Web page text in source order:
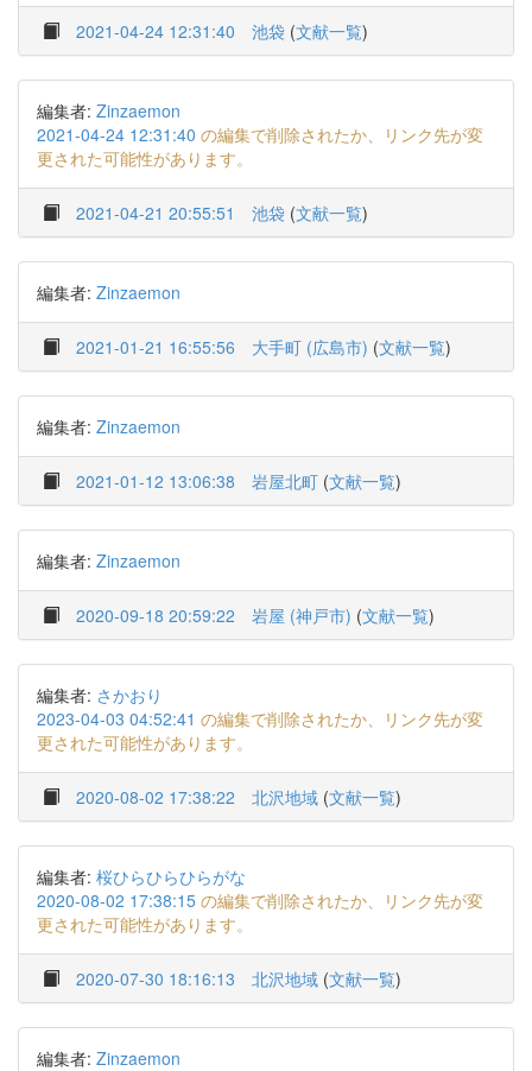
2021-04-24 12:31:40 池袋 (文献一覧)
編集者: Zinzaemon
2021-04-24 12:31:40 の編集で削除されたか、リンク先が変
更された可能性があります。
2021-04-21 20:55:51 池袋 (文献一覧)
編集者: Zinzaemon
2021-01-21 16:55:56 大手町 (広島市) (文献一覧)
編集者: Zinzaemon
2021-01-12 13:06:38 岩屋北町 (文献一覧)
編集者: Zinzaemon
2020-09-18 20:59:22 岩屋 (神戸市) (文献一覧)
編集者: さかおり
2023-04-03 04:52:41 の編集で削除されたか、リンク先が変
更された可能性があります。
2020-08-02 17:38:22 北沢地域 (文献一覧)
編集者: 桜ひらひらひらがな
2020-08-02 17:38:15 の編集で削除されたか、リンク先が変
更された可能性があります。
2020-07-30 18:16:13 北沢地域 (文献一覧)
編集者: Zinzaemon